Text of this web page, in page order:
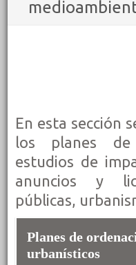
En esta sección
los planes de
estudios de
anuncios y
públicas,
Planes de
urbanísticos